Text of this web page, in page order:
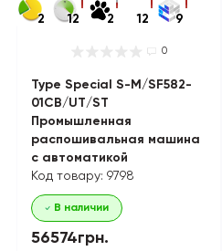
2 12 2 12 9
0
Type Special S-M/SF582-
01CB/UT/ST
Промышленная
распошивальная машина
с автоматикой
Код товару: 9798
В наличии
56574грн.